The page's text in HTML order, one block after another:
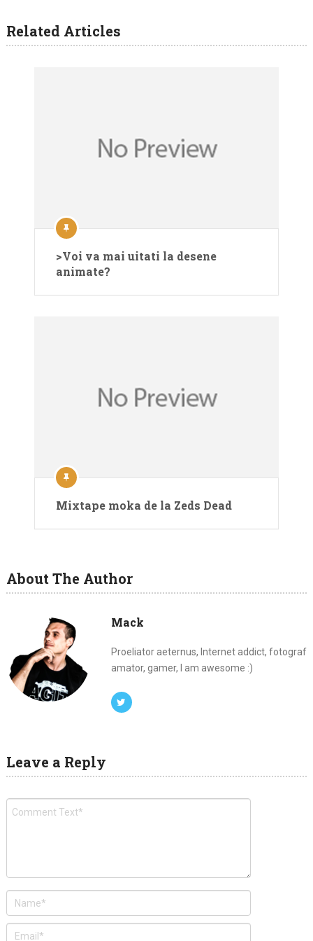
Related Articles
>Voi va mai uitati la desene
animate?
Mixtape moka de la Zeds Dead
About The Author
Mack
Proeliator aeternus, Internet addict, fotograf
amator, gamer, I am awesome :)
Leave a Reply